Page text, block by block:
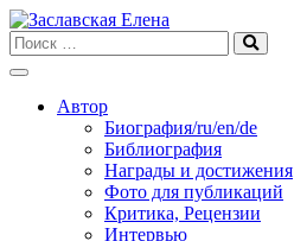
Skip
to
content
Автор
Биография/ru/en/de
Библиография
Награды и достижения
Фото для публикаций
Критика, Рецензии
Интервью